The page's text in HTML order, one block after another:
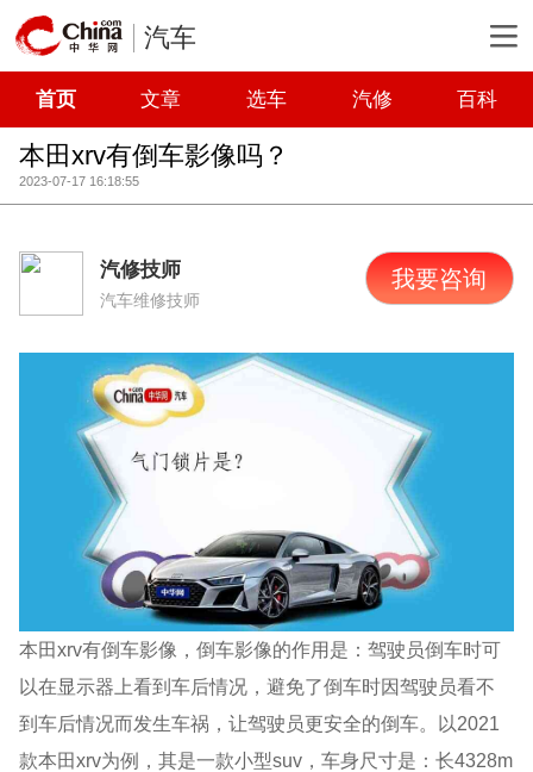
汽车
首页 文章 选车 汽修 百科
本田xrv有倒车影像吗？
2023-07-17 16:18:55
汽修技师
汽车维修技师
我要咨询
本田xrv有倒车影像，倒车影像的作用是：驾驶员倒车时可
以在显示器上看到车后情况，避免了倒车时因驾驶员看不
到车后情况而发生车祸，让驾驶员更安全的倒车。以2021
款本田xrv为例，其是一款小型suv，车身尺寸是：长4328m